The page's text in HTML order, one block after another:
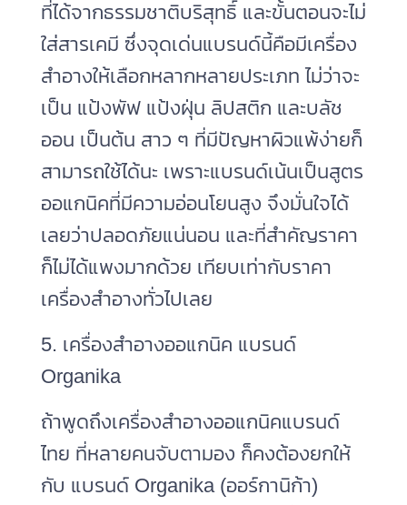
ที่ได้จากธรรมชาติบริสุทธิ์ และขั้นตอนจะไม่
ใส่สารเคมี ซึ่งจุดเด่นแบรนด์นี้คือมีเครื่อง
สำอางให้เลือกหลากหลายประเภท ไม่ว่าจะ
เป็น แป้งพัฟ แป้งฝุ่น ลิปสติก และบลัช
ออน เป็นต้น สาว ๆ ที่มีปัญหาผิวแพ้ง่ายก็
สามารถใช้ได้นะ เพราะแบรนด์เน้นเป็นสูตร
ออแกนิคที่มีความอ่อนโยนสูง จึงมั่นใจได้
เลยว่าปลอดภัยแน่นอน และที่สำคัญราคา
ก็ไม่ได้แพงมากด้วย เทียบเท่ากับราคา
เครื่องสำอางทั่วไปเลย
5. เครื่องสำอางออแกนิค แบรนด์
Organika
ถ้าพูดถึงเครื่องสําอางออแกนิคแบรนด์
ไทย ที่หลายคนจับตามอง ก็คงต้องยกให้
กับ แบรนด์ Organika (ออร์กานิก้า)